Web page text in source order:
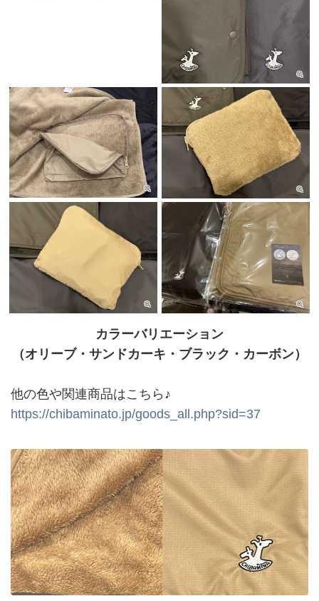
カラーバリエーション
（オリーブ・サンドカーキ・ブラック・カーボン）
他の色や関連商品はこちら♪
https://chibaminato.jp/goods_all.php?sid=37